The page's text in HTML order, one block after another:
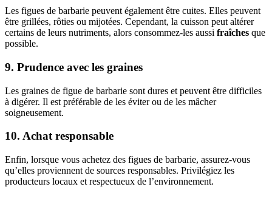
Les figues de barbarie peuvent également être cuites. Elles peuvent
être grillées, rôties ou mijotées. Cependant, la cuisson peut altérer
certains de leurs nutriments, alors consommez-les aussi fraîches que
possible.
9. Prudence avec les graines
Les graines de figue de barbarie sont dures et peuvent être difficiles
à digérer. Il est préférable de les éviter ou de les mâcher
soigneusement.
10. Achat responsable
Enfin, lorsque vous achetez des figues de barbarie, assurez-vous
qu’elles proviennent de sources responsables. Privilégiez les
producteurs locaux et respectueux de l’environnement.